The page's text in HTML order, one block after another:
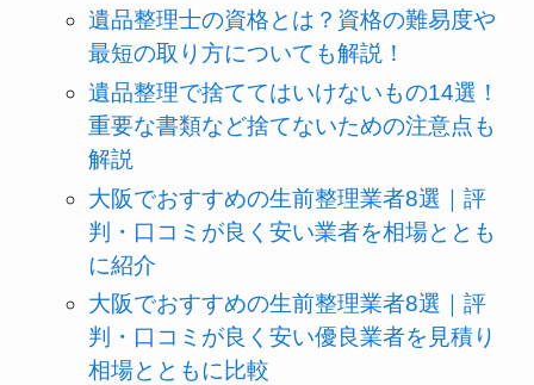
遺品整理士の資格とは？資格の難易度や
最短の取り方についても解説！
遺品整理で捨ててはいけないもの14選！
重要な書類など捨てないための注意点も
解説
大阪でおすすめの生前整理業者8選｜評
判・口コミが良く安い業者を相場ととも
に紹介
大阪でおすすめの生前整理業者8選｜評
判・口コミが良く安い優良業者を見積り
相場とともに比較